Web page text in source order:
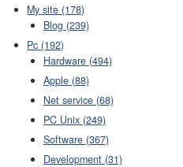
My site (178)
Blog (239)
Pc (192)
Hardware (494)
Apple (88)
Net service (68)
PC Unix (249)
Software (367)
Development (31)